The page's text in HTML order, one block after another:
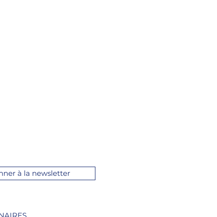
à la newsletter